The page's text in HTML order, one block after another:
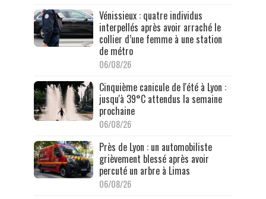
Vénissieux : quatre individus
interpellés après avoir arraché le
collier d’une femme à une station
de métro
06/08/26
Cinquième canicule de l'été à Lyon :
jusqu'à 39°C attendus la semaine
prochaine
06/08/26
Près de Lyon : un automobiliste
grièvement blessé après avoir
percuté un arbre à Limas
06/08/26